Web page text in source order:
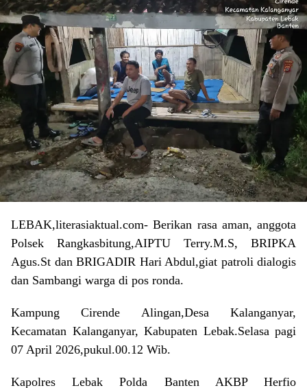
LEBAK,literasiaktual.com- Berikan rasa aman, anggota
Polsek Rangkasbitung,AIPTU Terry.M.S, BRIPKA
Agus.St dan BRIGADIR Hari Abdul,giat patroli dialogis
dan Sambangi warga di pos ronda.
Kampung Cirende Alingan,Desa Kalanganyar,
Kecamatan Kalanganyar, Kabupaten Lebak.Selasa pagi
07 April 2026,pukul.00.12 Wib.
Kapolres Lebak Polda Banten AKBP Herfio